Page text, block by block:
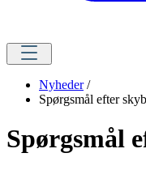
Nyheder /
Spørgsmål efter
Spørgsmål